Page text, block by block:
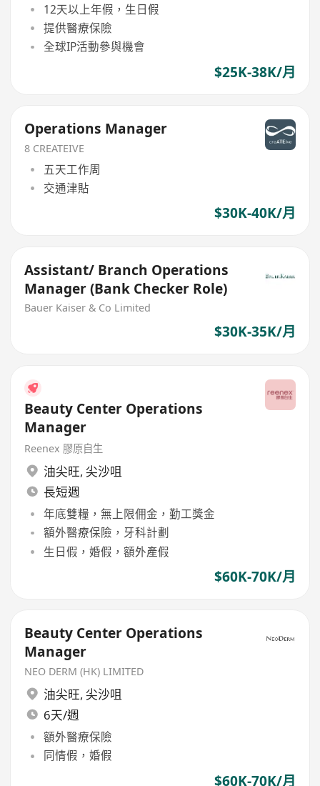
12天以上年假，生日假
提供醫療保險
全球IP活動參與機會
$25K-38K/月
Operations Manager
8 CREATEIVE
五天工作周
交通津貼
$30K-40K/月
Assistant/ Branch Operations
Manager (Bank Checker Role)
Bauer Kaiser & Co Limited
$30K-35K/月
Beauty Center Operations
Manager
Reenex 膠原自生
油尖旺, 尖沙咀
長短週
年底雙糧，無上限佣金，勤工獎金
額外醫療保險，牙科計劃
生日假，婚假，額外產假
$60K-70K/月
Beauty Center Operations
Manager
NEO DERM (HK) LIMITED
油尖旺, 尖沙咀
6天/週
額外醫療保險
同情假，婚假
$60K-70K/月